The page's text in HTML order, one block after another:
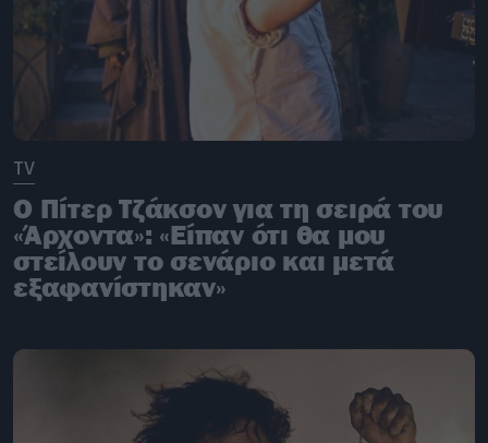
TV
Ο Πίτερ Τζάκσον για τη σειρά του
«Άρχοντα»: «Είπαν ότι θα μου
στείλουν το σενάριο και μετά
εξαφανίστηκαν»